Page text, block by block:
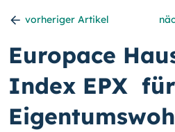
vorheriger Artikel
Europace
Index EPX für